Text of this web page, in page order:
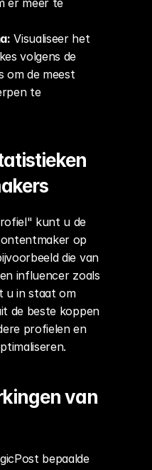
er meer te
Visualiseer het
volgens de
om de meest
te
kunt u de
op
die van
influencer zoals
u in staat om
de beste koppen
profielen en
van
bepaalde